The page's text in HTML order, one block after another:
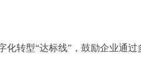
转型“达标线”，鼓励企业通过